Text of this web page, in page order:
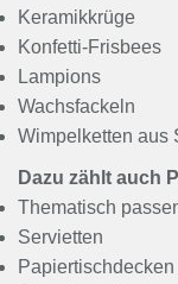
Keramikkrüge
Konfetti-Frisbees
Lampions
Wachsfackeln
Wimpelketten aus
Dazu zählt auch
Thematisch
Servietten
Papiertischdecken